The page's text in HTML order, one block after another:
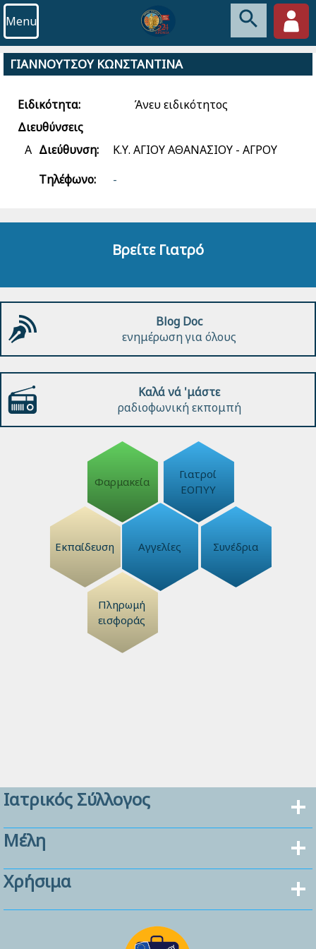
Menu
ΓΙΑΝΝΟΥΤΣΟΥ ΚΩΝΣΤΑΝΤΙΝΑ
Ειδικότητα:
Άνευ ειδικότητος
Διευθύνσεις
Α Διεύθυνση:
Κ.Υ. ΑΓΙΟΥ ΑΘΑΝΑΣΙΟΥ - ΑΓΡΟΥ
Τηλέφωνο:
-
Βρείτε Γιατρό
Blog Doc
ενημέρωση για όλους
Καλά νά 'μάστε
ραδιοφωνική εκπομπή
Φαρμακεία
Γιατροί
ΕΟΠΥΥ
Εκπαίδευση Αγγελίες Συνέδρια
Πληρωμή
εισφοράς
Ιατρικός Σύλλογος
Μέλη
Χρήσιμα